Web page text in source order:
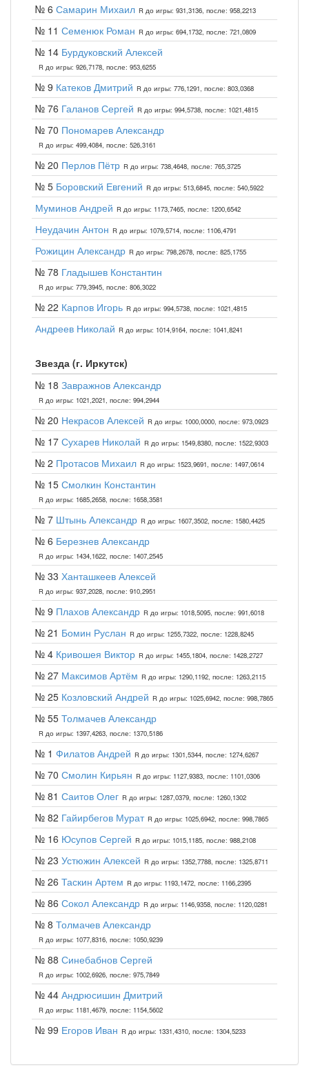
№ 6 Самарин Михаил R до игры: 931,3136, после: 958,2213
№ 11 Семенюк Роман R до игры: 694,1732, после: 721,0809
№ 14 Бурдуковский Алексей
R до игры: 926,7178, после: 953,6255
№ 9 Катеков Дмитрий R до игры: 776,1291, после: 803,0368
№ 76 Галанов Сергей R до игры: 994,5738, после: 1021,4815
№ 70 Пономарев Александр
R до игры: 499,4084, после: 526,3161
№ 20 Перлов Пётр R до игры: 738,4648, после: 765,3725
№ 5 Боровский Евгений R до игры: 513,6845, после: 540,5922
Муминов Андрей R до игры: 1173,7465, после: 1200,6542
Неудачин Антон R до игры: 1079,5714, после: 1106,4791
Рожицин Александр R до игры: 798,2678, после: 825,1755
№ 78 Гладышев Константин
R до игры: 779,3945, после: 806,3022
№ 22 Карпов Игорь R до игры: 994,5738, после: 1021,4815
Андреев Николай R до игры: 1014,9164, после: 1041,8241
Звезда (г. Иркутск)
№ 18 Завражнов Александр
R до игры: 1021,2021, после: 994,2944
№ 20 Некрасов Алексей R до игры: 1000,0000, после: 973,0923
№ 17 Сухарев Николай R до игры: 1549,8380, после: 1522,9303
№ 2 Протасов Михаил R до игры: 1523,9691, после: 1497,0614
№ 15 Смолкин Константин
R до игры: 1685,2658, после: 1658,3581
№ 7 Штынь Александр R до игры: 1607,3502, после: 1580,4425
№ 6 Березнев Александр
R до игры: 1434,1622, после: 1407,2545
№ 33 Ханташкеев Алексей
R до игры: 937,2028, после: 910,2951
№ 9 Плахов Александр R до игры: 1018,5095, после: 991,6018
№ 21 Бомин Руслан R до игры: 1255,7322, после: 1228,8245
№ 4 Кривошея Виктор R до игры: 1455,1804, после: 1428,2727
№ 27 Максимов Артём R до игры: 1290,1192, после: 1263,2115
№ 25 Козловский Андрей R до игры: 1025,6942, после: 998,7865
№ 55 Толмачев Александр
R до игры: 1397,4263, после: 1370,5186
№ 1 Филатов Андрей R до игры: 1301,5344, после: 1274,6267
№ 70 Смолин Кирьян R до игры: 1127,9383, после: 1101,0306
№ 81 Саитов Олег R до игры: 1287,0379, после: 1260,1302
№ 82 Гайирбегов Мурат R до игры: 1025,6942, после: 998,7865
№ 16 Юсупов Сергей R до игры: 1015,1185, после: 988,2108
№ 23 Устюжин Алексей R до игры: 1352,7788, после: 1325,8711
№ 26 Таскин Артем R до игры: 1193,1472, после: 1166,2395
№ 86 Сокол Александр R до игры: 1146,9358, после: 1120,0281
№ 8 Толмачев Александр
R до игры: 1077,8316, после: 1050,9239
№ 88 Синебабнов Сергей
R до игры: 1002,6926, после: 975,7849
№ 44 Андрюсишин Дмитрий
R до игры: 1181,4679, после: 1154,5602
№ 99 Егоров Иван R до игры: 1331,4310, после: 1304,5233